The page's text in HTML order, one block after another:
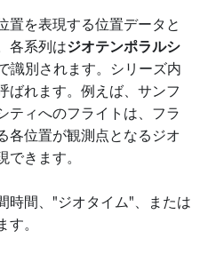
置を表現する位置データと
各系列はジオテンポラルシ
識別されます。シリーズ内
ばれます。例えば、サンフ
ティへのフライトは、フラ
各位置が観測点となるジオ
できます。
時間、"ジオタイム"、または
す。